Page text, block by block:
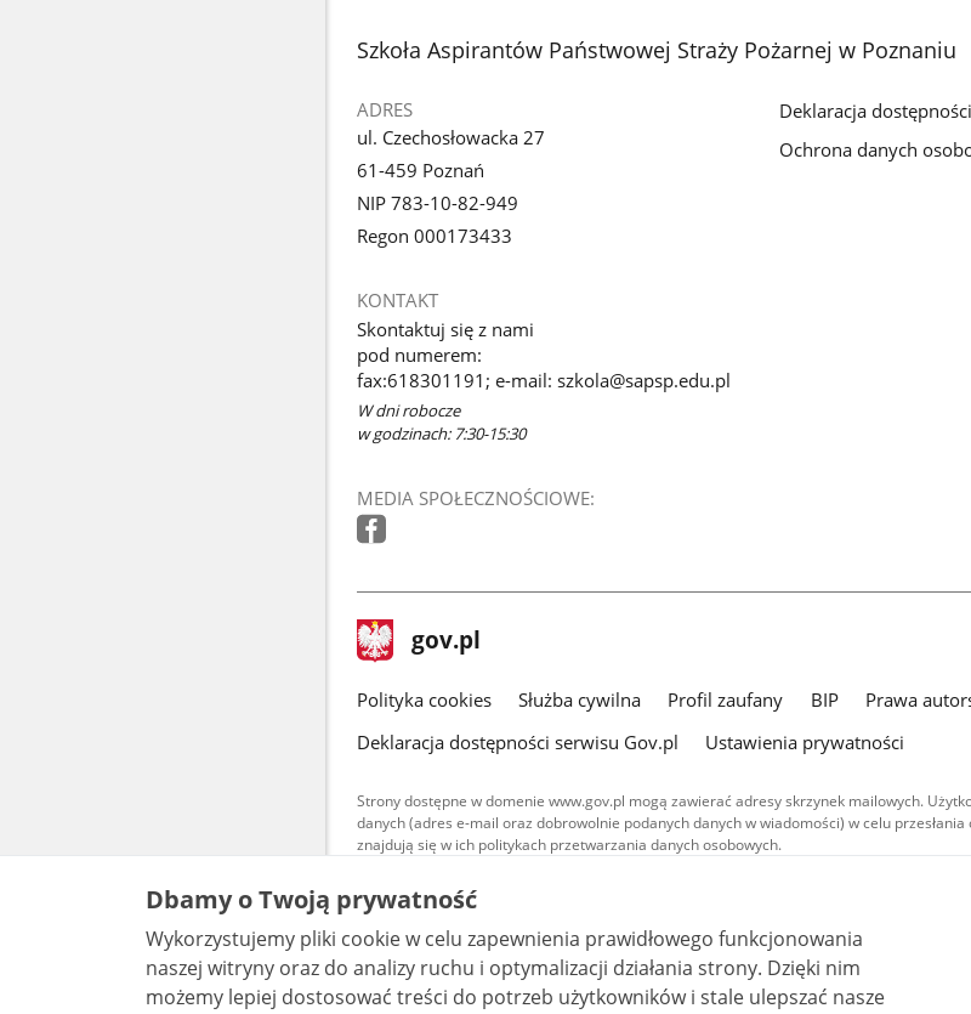
galerii.
galerii.
galerii.
stopka
Szkoła Aspirantów Państwowej Straży Pożarnej w Poznaniu
ADRES
ul. Czechosłowacka 27
61-459 Poznań
NIP 783-10-82-949
Regon 000173433
KONTAKT
Skontaktuj się z nami
pod numerem:
fax:618301191; e-mail: szkola@sapsp.edu.pl
W dni robocze
w godzinach: 7:30-15:30
MEDIA SPOŁECZNOŚCIOWE:
Deklaracja dostępności
Ochrona danych
stopka
gov.pl Strona
gov.pl
gov.pl
Polityka cookies Służba cywilna Profil zaufany BIP Prawa
Deklaracja dostępności serwisu Gov.pl
Ustawienia prywatności
Strony dostępne w domenie www.gov.pl mogą zawierać adresy skrzynek mailowych.
danych (adres e-mail oraz dobrowolnie podanych danych w wiadomości) w celu
znajdują się w ich politykach przetwarzania danych osobowych.
Treści tekstowe publikowane w serwisie (z wyłączeniem treści
udostępniane na licencji typu Creative Commons: uznanie autorstwa - na tych
warunkach 4.0 (CC BY-SA 4.0). Materiały audiowizualne, w tym zdjęcia,
są udostępniane na licencji typu Creative Commons: uznanie autorstwa
bez utworów zależnych 4.0 (CC BY-NC-ND 4.0), o ile nie jest to stwierdzone
Dbamy o Twoją prywatność
Wykorzystujemy pliki cookie w celu zapewnienia prawidłowego funkcjonowania
naszej witryny oraz do analizy ruchu i optymalizacji działania strony. Dzięki nim
możemy lepiej dostosować treści do potrzeb użytkowników i stale ulepszać nasze